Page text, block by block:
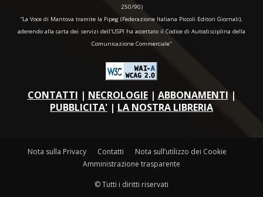
250/90)
“La Voce di Mantova tramite la Fipeg (Federazione Italiana Piccoli Editori Giornali),
aderendo alla carta dei servizi dell'USPI ha accettato il Codice di Autodisciplina della
Comunicazione Commerciale"
CONTATTI | NECROLOGIE| ABBONAMENTI |
PUBBLICITA' | LA NOSTRA LIBRERIA
Nota sulla Privacy Contatti
Nota sull’utilizzo dei Cookie
Amministrazione trasparente
© Tutti i diritti riservati